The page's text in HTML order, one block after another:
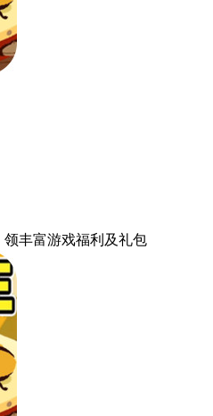
领丰富游戏福利 及礼包